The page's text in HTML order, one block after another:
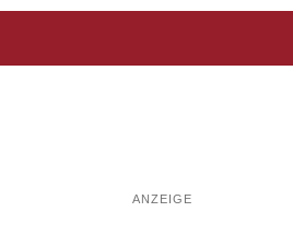
ANZEIGE